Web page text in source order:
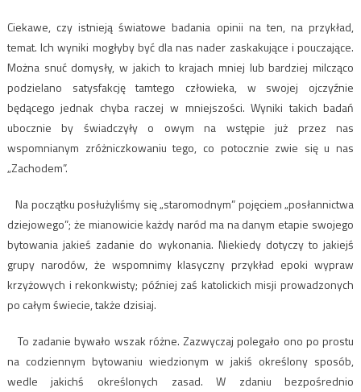
Ciekawe, czy istnieją światowe badania opinii na ten, na przykład,
temat. Ich wyniki mogłyby być dla nas nader zaskakujące i pouczające.
Można snuć domysły, w jakich to krajach mniej lub bardziej milcząco
podzielano satysfakcję tamtego człowieka, w swojej ojczyźnie
będącego jednak chyba raczej w mniejszości. Wyniki takich badań
ubocznie by świadczyły o owym na wstępie już przez nas
wspomnianym zróżniczkowaniu tego, co potocznie zwie się u nas
„Zachodem”.
Na początku posłużyliśmy się „staromodnym” pojęciem „posłannictwa
dziejowego”; że mianowicie każdy naród ma na danym etapie swojego
bytowania jakieś zadanie do wykonania. Niekiedy dotyczy to jakiejś
grupy narodów, że wspomnimy klasyczny przykład epoki wypraw
krzyżowych i rekonkwisty; później zaś katolickich misji prowadzonych
po całym świecie, także dzisiaj.
To zadanie bywało wszak różne. Zazwyczaj polegało ono po prostu
na codziennym bytowaniu wiedzionym w jakiś określony sposób,
wedle jakichś określonych zasad. W zdaniu bezpośrednio